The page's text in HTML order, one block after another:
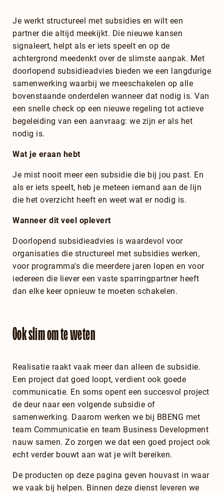
Je werkt structureel met subsidies en wilt een
partner die altijd meekijkt. Die nieuwe kansen
signaleert, helpt als er iets speelt en op de
achtergrond meedenkt over de slimste aanpak. Met
doorlopend subsidieadvies bieden we een langdurige
samenwerking waarbij we meeschakelen op alle
bovenstaande onderdelen wanneer dat nodig is. Van
een snelle check op een nieuwe regeling tot actieve
begeleiding van een aanvraag: we zijn er als het
nodig is.
Wat je eraan hebt
Je mist nooit meer een subsidie die bij jou past. En
als er iets speelt, heb je meteen iemand aan de lijn
die het overzicht heeft en weet wat er nodig is.
Wanneer dit veel oplevert
Doorlopend subsidieadvies is waardevol voor
organisaties die structureel met subsidies werken,
voor programma's die meerdere jaren lopen en voor
iedereen die liever een vaste sparringpartner heeft
dan elke keer opnieuw te moeten schakelen.
Ook slim om te weten
Realisatie raakt vaak meer dan alleen de subsidie.
Een project dat goed loopt, verdient ook goede
communicatie. En soms opent een succesvol project
de deur naar een volgende subsidie of
samenwerking. Daarom werken we bij BBENG met
team Communicatie en team Business Development
nauw samen. Zo zorgen we dat een goed project ook
echt verder bouwt aan wat je wilt bereiken.
De producten op deze pagina geven houvast in waar
we vaak bij helpen. Binnen deze dienst leveren we